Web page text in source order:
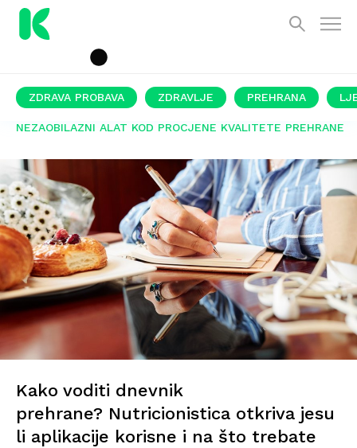
ZDRAVA PROBAVA ZDRAVLJE PREHRANA
NEZAOBILAZNI ALAT KOD PROCJENE KVALITETE PREHRANE
Kako voditi dnevnik
prehrane? Nutricionistica otkriva jesu
li aplikacije korisne i na što trebate